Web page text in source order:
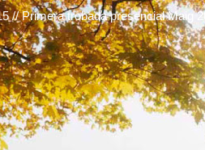
// Primera trobada presencial Maig